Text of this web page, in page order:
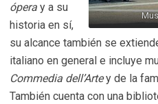
ópera y a su
historia en sí,
su alcance también se
italiano en general e incluye
Commedia dell’Artey de la
También cuenta con una